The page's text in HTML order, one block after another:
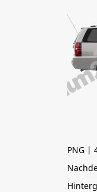
PNG |